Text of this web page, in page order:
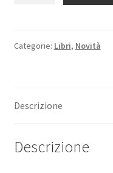
Categorie: Libri, Novità
Descrizione
Descrizione